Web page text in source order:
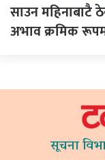
साउन महिनाबाटै
अभाव क्रमिक
सूचना